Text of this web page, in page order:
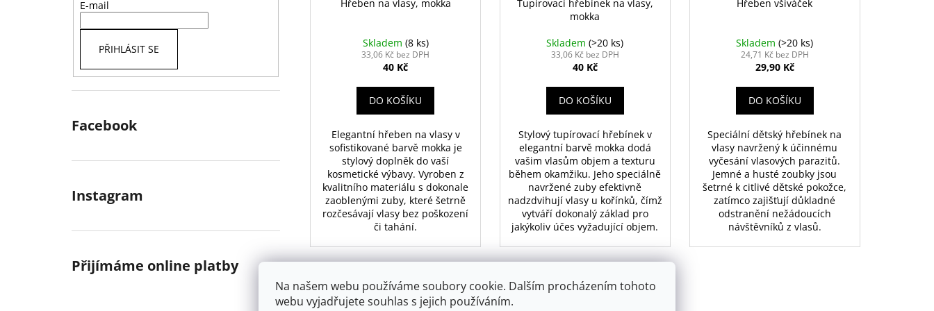
Na našem webu používáme soubory cookie. Dalším procházením tohoto
webu vyjadřujete souhlas s jejich používáním.
E-mail
PŘIHLÁSIT SE
Facebook
Instagram
Přijímáme online platby
Hřeben na vlasy, mokka
Skladem (8 ks)
33,06 Kč bez DPH
40 Kč
DO KOŠÍKU
Elegantní hřeben na vlasy v
sofistikované barvě mokka je
stylový doplněk do vaší
kosmetické výbavy. Vyroben z
kvalitního materiálu s dokonale
zaoblenými zuby, které šetrně
rozčesávají vlasy bez poškození
či tahání.
Tupírovací hřebínek na vlasy,
mokka
Skladem(>20 ks)
33,06 Kč bez DPH
40 Kč
DO KOŠÍKU
Stylový tupírovací hřebínek v
elegantní barvě mokka dodá
vašim vlasům objem a texturu
během okamžiku. Jeho speciálně
navržené zuby efektivně
nadzdvihují vlasy u kořínků, čímž
vytváří dokonalý základ pro
jakýkoliv účes vyžadující objem.
Hřeben všiváček
Skladem(>20 ks)
24,71 Kč bez DPH
29,90 Kč
DO KOŠÍKU
Speciální dětský hřebínek na
vlasy navržený k účinnému
vyčesání vlasových parazitů.
Jemné a husté zoubky jsou
šetrné k citlivé dětské pokožce,
zatímco zajišťují důkladné
odstranění nežádoucích
návštěvníků z vlasů.